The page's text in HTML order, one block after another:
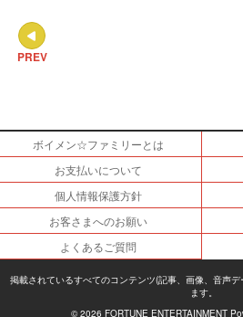
PREV
ボイメン☆ファミリーとは
お支払いについて
個人情報保護方針
お客さまへのお願い
よくあるご質問
掲載されているすべてのコンテンツ(記事、画像、音声
ます。
© 2026 FORTUNE ENTERTAINMENT